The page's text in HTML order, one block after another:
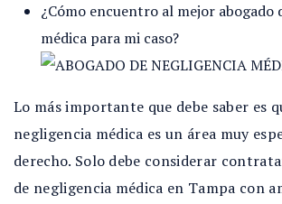
¿Cómo encuentro al mejor abogado
médica para mi caso?
Lo más importante que debe saber es
negligencia médica es un área muy
derecho. Solo debe considerar
de negligencia médica en Tampa con